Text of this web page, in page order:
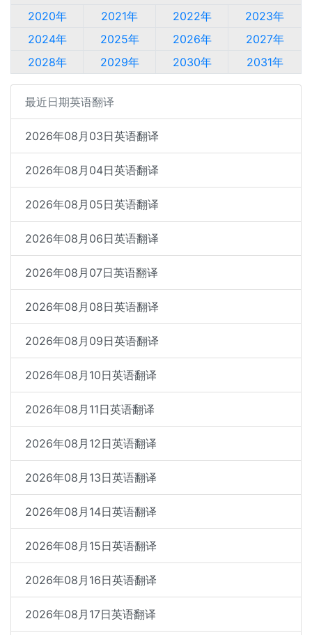
2020年
2021年 2022年
2023年
2024年
2025年 2026年
2027年
2028年
2029年 2030年 2031年
最近日期英语翻译
2026年08月03日英语翻译
2026年08月04日英语翻译
2026年08月05日英语翻译
2026年08月06日英语翻译
2026年08月07日英语翻译
2026年08月08日英语翻译
2026年08月09日英语翻译
2026年08月10日英语翻译
2026年08月11日英语翻译
2026年08月12日英语翻译
2026年08月13日英语翻译
2026年08月14日英语翻译
2026年08月15日英语翻译
2026年08月16日英语翻译
2026年08月17日英语翻译